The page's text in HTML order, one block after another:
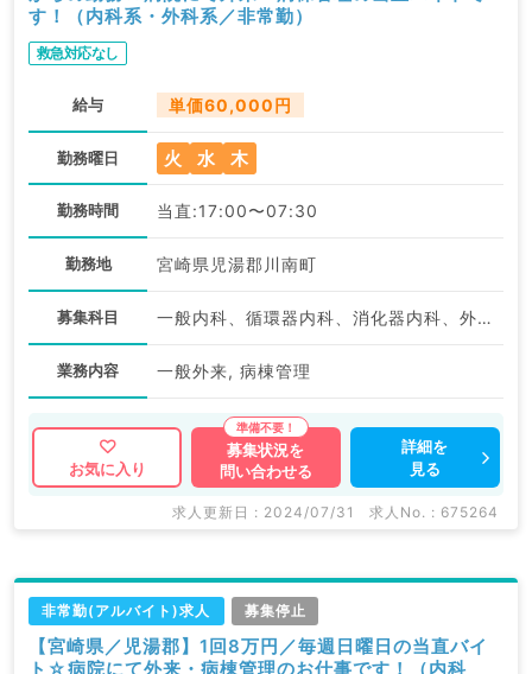
す！（内科系・外科系／非常勤）
救急対応なし
給与 単価60,000円
勤務曜日 火 水 木
勤務時間 当直:17:00〜07:30
勤務地 宮崎県児湯郡川南町
募集科目 一般内科、循環器内科、消化器内科、外科系全般、一般外科、消化器外科
業務内容 一般外来, 病棟管理
お気に入り
募集状況を
問い合わせる
詳細を
見る
求人更新日 : 2024/07/31 求人No. : 675264
非常勤(アルバイト)求人 募集停止
【宮崎県／児湯郡】1回8万円／毎週日曜日の当直バイ
ト☆病院にて外来・病棟管理のお仕事です！（内科